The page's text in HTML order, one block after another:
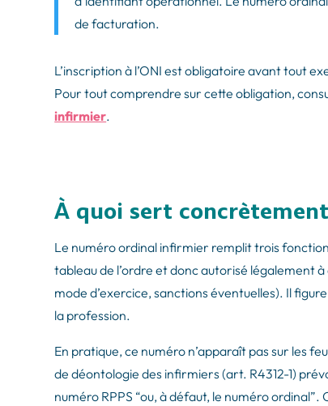
de facturation.
L’inscription à l’ONI est obligatoire avant tout
Pour tout comprendre sur cette obligation,
infirmier.
À quoi sert
Le numéro ordinal infirmier remplit trois
tableau de l’ordre et donc autorisé légalement
mode d’exercice, sanctions éventuelles). Il
la profession.
En pratique, ce numéro n’apparaît pas sur les
de déontologie des infirmiers (art. R4312-1)
numéro RPPS “ou, à défaut, le numéro